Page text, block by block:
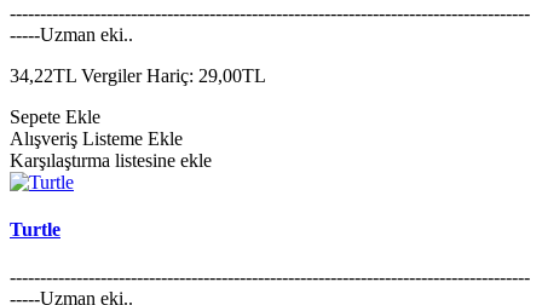
--------------------------------------------------------------------------------------
-----Uzman eki..
34,22TL Vergiler Hariç: 29,00TL
Sepete Ekle
Alışveriş Listeme Ekle
Karşılaştırma listesine ekle
Turtle
--------------------------------------------------------------------------------------
-----Uzman eki..